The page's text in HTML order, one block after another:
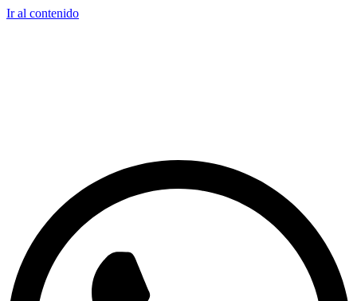
Ir al contenido